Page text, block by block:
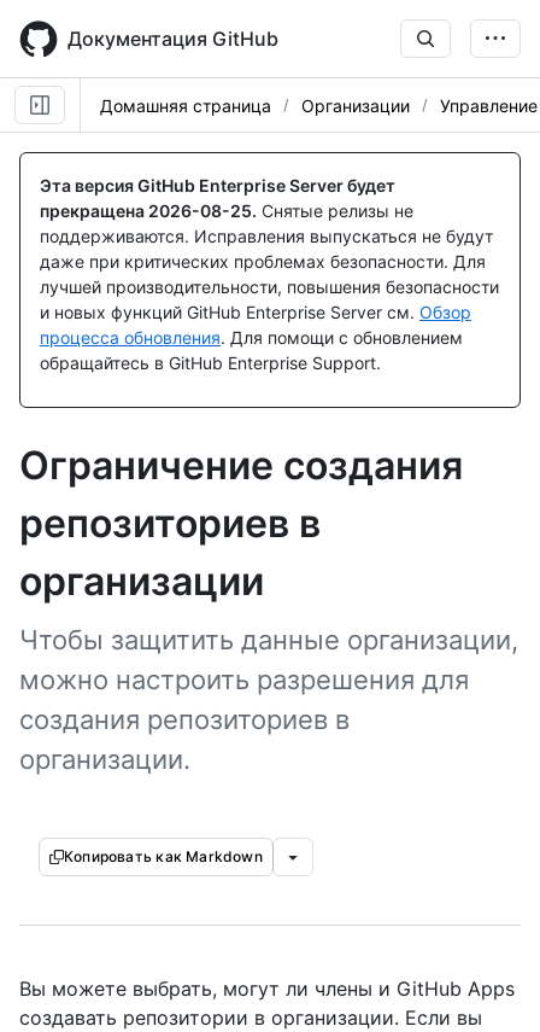
main
content
Документация GitHub
Домашняя страница Организации
Эта версия GitHub Enterprise Server будет
прекращена 2026-08-25. Снятые релизы не
поддерживаются. Исправления выпускаться не будут
даже при критических проблемах безопасности. Для
лучшей производительности, повышения безопасности
и новых функций GitHub Enterprise Server см. Обзор
процесса обновления. Для помощи с обновлением
обращайтесь в GitHub Enterprise Support.
Ограничение создания
репозиториев в
организации
Чтобы защитить данные организации,
можно настроить разрешения для
создания репозиториев в
организации.
Копировать как Markdown
Вы можете выбрать, могут ли члены и GitHub Apps
создавать репозитории в организации. Если вы